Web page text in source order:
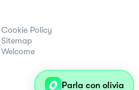
Cookie Policy
Sitemap
Welcome
Parla con olivia